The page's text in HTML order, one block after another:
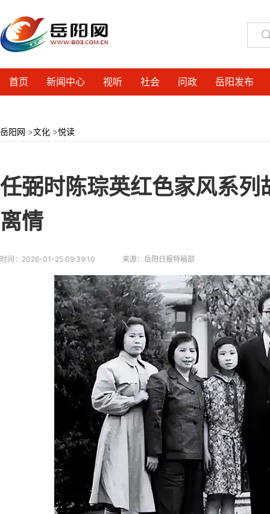
首页 新闻中心 视听 社会 问政 岳阳发布
岳阳网 >文化 >悦读
任弼时陈琮英红色家风系
离情
时间： 2026-01-25 09:39:10 来源： 岳阳日报特稿部